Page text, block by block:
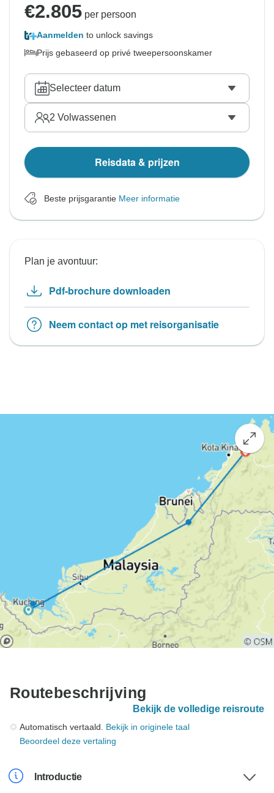
€2.805 per persoon
Aanmelden to unlock savings
Prijs gebaseerd op privé tweepersoonskamer
Selecteer datum
2 Volwassenen
Reisdata & prijzen
Beste prijsgarantie Meer informatie
Plan je avontuur:
Pdf-brochure downloaden
Neem contact op met reisorganisatie
Routebeschrijving
Bekijk de volledige reisroute
Automatisch vertaald. Bekijk in originele taal
Beoordeel deze vertaling
Introductie